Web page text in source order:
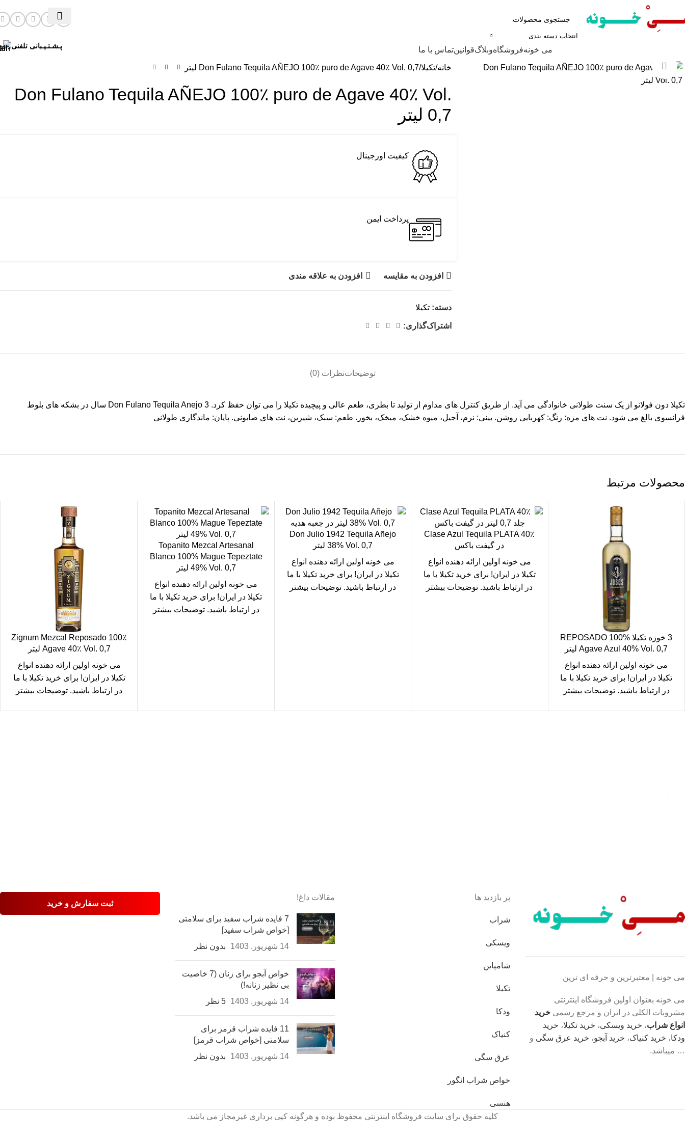
انتخاب دسته بندی
می خونهفروشگاهوبلاگقوانینتماس با ما پـشـتـیـبانی تلفنی
برای بزرگنمایی کلیک کنید خانه تکیلا Don Fulano Tequila AÑEJO 100٪ puro de Agave 40٪ Vol. 0,7 لیتر
Don Fulano Tequila AÑEJO 100٪ puro de Agave 40٪ Vol.
0,7 لیتر
کیفیت اورجینال
پرداخت ایمن
افزودن به مقایسه افزودن به علاقه مندی
دسته: تکیلا
اشتراک‌گذاری:
توضیحاتنظرات (0)
تکیلا دون فولانو از یک سنت طولانی خانوادگی می آید. از طریق کنترل های مداوم از تولید تا بطری، طعم عالی و پیچیده تکیلا را می توان حفظ کرد. Don Fulano Tequila Anejo 3 سال در بشکه های بلوط
فرانسوی بالغ می شود. نت های مزه: رنگ: کهربایی روشن. بینی: نرم، آجیل، میوه خشک، میخک، بخور. طعم: سبک، شیرین، نت های صابونی. پایان: ماندگاری طولانی
محصولات مرتبط
3 خوزه تکیلا REPOSADO 100%
Agave Azul 40% Vol. 0,7 لیتر
می خونه اولین ارائه دهنده انواع
تکیلا در ایران! برای خرید تکیلابا ما
در ارتباط باشید. توضیحات بیشتر
Clase Azul Tequila PLATA 40٪
در گیفت باکس
می خونه اولین ارائه دهنده انواع
تکیلا در ایران! برای خرید تکیلا با ما
در ارتباط باشید. توضیحات بیشتر
Don Julio 1942 Tequila Añejo
38% Vol. 0,7 لیتر
می خونه اولین ارائه دهنده انواع
تکیلا در ایران! برای خرید تکیلا با ما
در ارتباط باشید. توضیحات بیشتر
Topanito Mezcal Artesanal
Blanco 100% Mague Tepeztate
49% Vol. 0,7 لیتر
می خونه اولین ارائه دهنده انواع
تکیلا در ایران! برای خرید تکیلابا ما
در ارتباط باشید. توضیحات بیشتر
Zignum Mezcal Reposado 100٪
Agave 40٪ Vol. 0,7 لیتر
می خونه اولین ارائه دهنده انواع
تکیلا در ایران! برای خرید تکیلا با ما
در ارتباط باشید. توضیحات بیشتر
می خونه | معتبرترین و حرفه ای ترین
می خونه بعنوان اولین فروشگاه اینترنتی
مشروبات الکلی در ایران و مرجع رسمی خرید
انواع شراب، خرید ویسکی، خرید تکیلا، خرید
ودکا، خرید کنیاک، خرید آبجو، خرید عرق سگی و
… میباشد.
پر بازدید ها
شراب
ویسکی
شامپاین
تکیلا
ودکا
کنیاک
عرق سگی
خواص شراب انگور
هنسی
مقالات داغ!
7 فایده شراب سفید برای سلامتی
[خواص شراب سفید]
14 شهریور, 1403
بدون نظر
خواص آبجو برای زنان (7 خاصیت
بی نظیر زنانه!)
14 شهریور, 1403
5 نظر
11 فایده شراب قرمز برای
سلامتی [خواص شراب قرمز]
14 شهریور, 1403
بدون نظر
ثبت سفارش و خرید
کلیه حقوق برای سایت فروشگاه اینترنتی محفوظ بوده و هرگونه کپی برداری غیرمجاز می باشد.